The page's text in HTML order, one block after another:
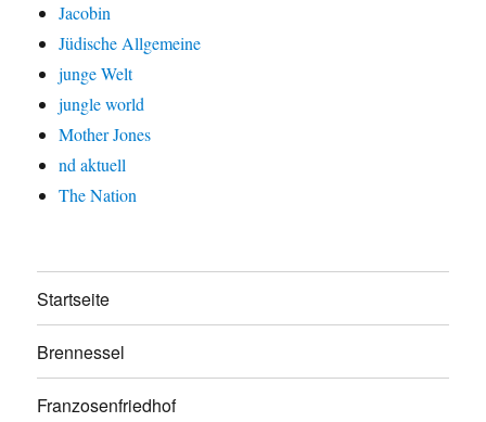
Jacobin
Jüdische Allgemeine
junge Welt
jungle world
Mother Jones
nd aktuell
The Nation
Startseite
Brennessel
Franzosenfriedhof